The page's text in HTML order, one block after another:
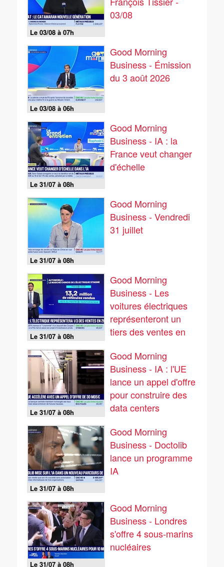
Le 03/08 à 07h
03/08
Le 03/08 à 06h
Good Morning
Business - Émission
du 3 août 2026
Le 31/07 à 08h
Good Morning
Business - IA : la
France veut changer
d'échelle
Le 31/07 à 08h
Good Morning
Business - Vendredi
31 juillet
Le 31/07 à 08h
Good Morning
Business - Les
voitures électriques
représenteront un
tiers des ventes en
Le 31/07 à 08h
Good Morning
Business - IA : l'UE
lance un appel d'offre
pour construire des
data centers
Le 31/07 à 08h
Good Morning
Business - Doctolib
lance un programme
IA
Le 31/07 à 08h
Good Morning
Business - Londres
s'offre 4 sous-marins
nucléaires